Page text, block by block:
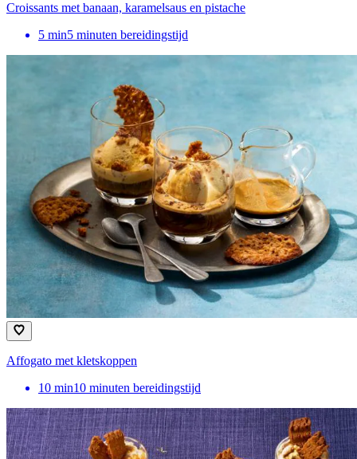
Croissants met banaan, karamelsaus en pistache
5 min5 minuten bereidingstijd
Affogato met kletskoppen
10 min10 minuten bereidingstijd